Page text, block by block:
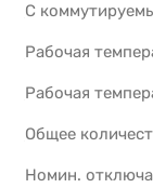
С
Рабочая
Рабочая
Общее
Номин.